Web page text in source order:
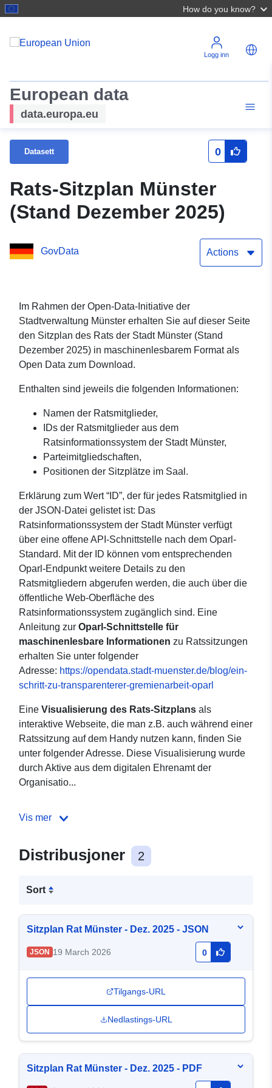
How do you know?
Logg inn
European data
data.europa.eu
Datasett 0
Rats-Sitzplan Münster
(Stand Dezember 2025)
GovData Actions
Im Rahmen der Open-Data-Initiative der
Stadtverwaltung Münster erhalten Sie auf dieser Seite
den Sitzplan des Rats der Stadt Münster (Stand
Dezember 2025) in maschinenlesbarem Format als
Open Data zum Download.
Enthalten sind jeweils die folgenden Informationen:
Namen der Ratsmitglieder,
IDs der Ratsmitglieder aus dem
Ratsinformationssystem der Stadt Münster,
Parteimitgliedschaften,
Positionen der Sitzplätze im Saal.
Erklärung zum Wert “ID”, der für jedes Ratsmitglied in
der JSON-Datei gelistet ist: Das
Ratsinformationssystem der Stadt Münster verfügt
über eine offene API-Schnittstelle nach dem Oparl-
Standard. Mit der ID können vom entsprechenden
Oparl-Endpunkt weitere Details zu den
Ratsmitgliedern abgerufen werden, die auch über die
öffentliche Web-Oberfläche des
Ratsinformationssystem zugänglich sind. Eine
Anleitung zur Oparl-Schnittstelle für
maschinenlesbare Informationen zu Ratssitzungen
erhalten Sie unter folgender
Adresse: https://opendata.stadt-muenster.de/blog/ein-
schritt-zu-transparenterer-gremienarbeit-oparl
Eine Visualisierung des Rats-Sitzplans als
interaktive Webseite, die man z.B. auch während einer
Ratssitzung auf dem Handy nutzen kann, finden Sie
unter folgender Adresse. Diese Visualisierung wurde
durch Aktive aus dem digitalen Ehrenamt der
Organisatio...
Vis mer
Distribusjoner 2
Sort
Sitzplan Rat Münster - Dez. 2025 - JSON
JSON 19 March 2026 0
Tilgangs-URL
Nedlastings-URL
Sitzplan Rat Münster - Dez. 2025 - PDF